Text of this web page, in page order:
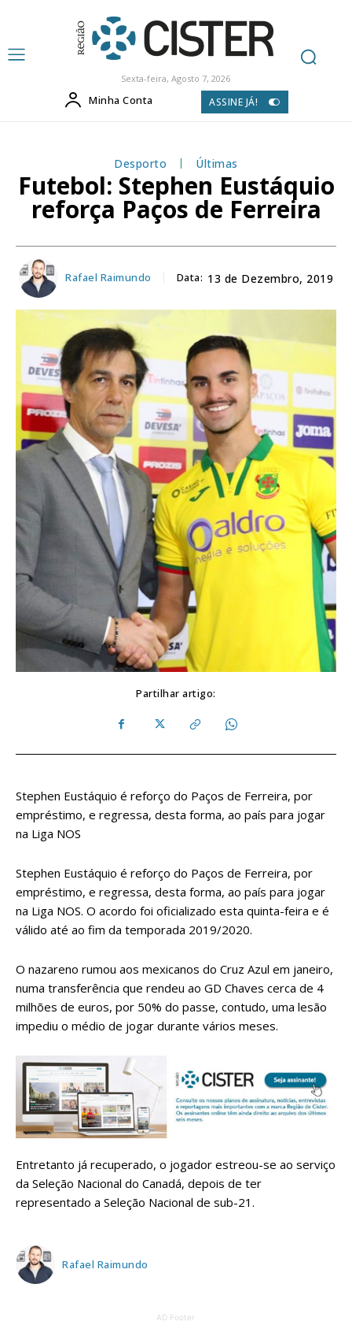
Sexta-feira, Agosto 7, 2026
Minha Conta ASSINE JÁ!
Desporto Últimas
Futebol: Stephen Eustáquio
reforça Paços de Ferreira
Rafael Raimundo Data: 13 de Dezembro, 2019
Partilhar artigo:
Stephen Eustáquio é reforço do Paços de Ferreira, por
empréstimo, e regressa, desta forma, ao país para jogar
na Liga NOS
Stephen Eustáquio é reforço do Paços de Ferreira, por
empréstimo, e regressa, desta forma, ao país para jogar
na Liga NOS. O acordo foi oficializado esta quinta-feira e é
válido até ao fim da temporada 2019/2020.
O nazareno rumou aos mexicanos do Cruz Azul em janeiro,
numa transferência que rendeu ao GD Chaves cerca de 4
milhões de euros, por 50% do passe, contudo, uma lesão
impediu o médio de jogar durante vários meses.
Entretanto já recuperado, o jogador estreou-se ao serviço
da Seleção Nacional do Canadá, depois de ter
representado a Seleção Nacional de sub-21.
Rafael Raimundo
AD Footer